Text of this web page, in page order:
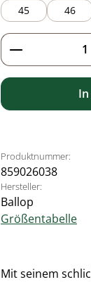
45
46
Produkt
Produktnummer:
859026038
Hersteller:
Ballop
Größentabelle
Mit seinem